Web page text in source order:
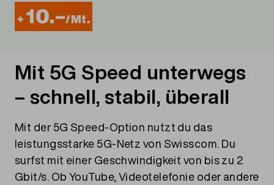
+ 10.–/Mt.
Mit 5G Speed unterwegs
– schnell, stabil, überall
Mit der 5G Speed-Option nutzt du das
leistungsstarke 5G-Netz von Swisscom. Du
surfst mit einer Geschwindigkeit von bis zu 2
Gbit/s. Ob YouTube, Videotelefonie oder andere